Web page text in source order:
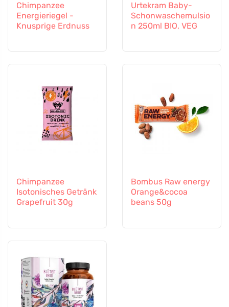
Chimpanzee
Energieriegel -
Knusprige Erdnuss
Urtekram Baby-
Schonwaschemulsio
n 250ml BIO, VEG
Chimpanzee
Isotonisches Getränk
Grapefruit 30g
Bombus Raw energy
Orange&cocoa
beans 50g